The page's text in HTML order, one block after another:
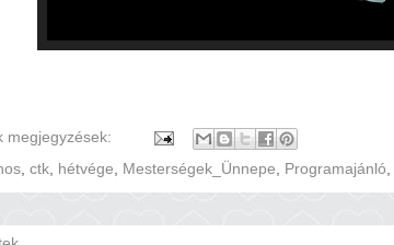
megjegyzések:
ctk hétvége Mesterségek_Ünnepe Programajánló